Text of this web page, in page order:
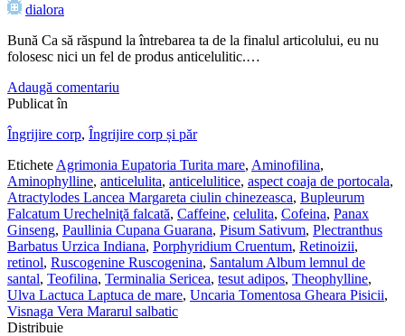
dialora
Bună Ca să răspund la întrebarea ta de la finalul articolului, eu nu
folosesc nici un fel de produs anticelulitic.…
Adaugă comentariu
Publicat în
Îngrijire corp, Îngrijire corp și păr
Etichete Agrimonia Eupatoria Turita mare, Aminofilina,
Aminophylline, anticelulita, anticelulitice, aspect coaja de portocala,
Atractylodes Lancea Margareta ciulin chinezeasca, Bupleurum
Falcatum Urechelniţă falcată, Caffeine, celulita, Cofeina, Panax
Ginseng, Paullinia Cupana Guarana, Pisum Sativum, Plectranthus
Barbatus Urzica Indiana, Porphyridium Cruentum, Retinoizii,
retinol, Ruscogenine Ruscogenina, Santalum Album lemnul de
santal, Teofilina, Terminalia Sericea, tesut adipos, Theophylline,
Ulva Lactuca Laptuca de mare, Uncaria Tomentosa Gheara Pisicii,
Visnaga Vera Mararul salbatic
Distribuie